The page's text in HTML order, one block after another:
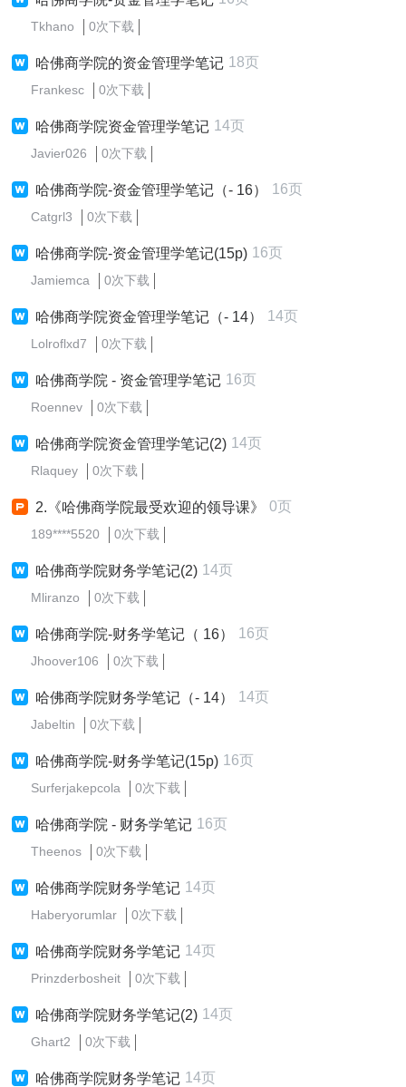
Tkhano 0次下载
哈佛商学院的资金管理学笔记 18页
Frankesc 0次下载
哈佛商学院资金管理学笔记 14页
Javier026 0次下载
哈佛商学院-资金管理学笔记（- 16） 16页
Catgrl3 0次下载
哈佛商学院-资金管理学笔记(15p) 16页
Jamiemca 0次下载
哈佛商学院资金管理学笔记（- 14） 14页
Lolroflxd7 0次下载
哈佛商学院 - 资金管理学笔记 16页
Roennev 0次下载
哈佛商学院资金管理学笔记(2) 14页
Rlaquey 0次下载
2.《哈佛商学院最受欢迎的领导课》 0页
189****5520 0次下载
哈佛商学院财务学笔记(2) 14页
Mliranzo 0次下载
哈佛商学院-财务学笔记（ 16） 16页
Jhoover106 0次下载
哈佛商学院财务学笔记（- 14） 14页
Jabeltin 0次下载
哈佛商学院-财务学笔记(15p) 16页
Surferjakepcola 0次下载
哈佛商学院 - 财务学笔记 16页
Theenos 0次下载
哈佛商学院财务学笔记 14页
Haberyorumlar 0次下载
哈佛商学院财务学笔记 14页
Prinzderbosheit 0次下载
哈佛商学院财务学笔记(2) 14页
Ghart2 0次下载
哈佛商学院财务学笔记 14页